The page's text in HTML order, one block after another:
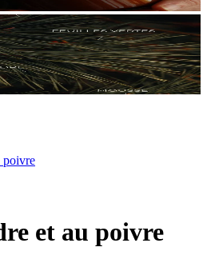
poivre
et au poivre